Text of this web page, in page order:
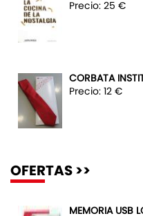
Precio: 25 €
CORBATA
Precio: 12 €
OFERTAS >>
MEMORIA USB